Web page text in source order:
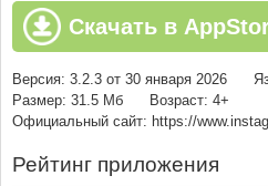
Скачать в
Версия: 3.2.3 от 30 января 2026
Размер: 31.5 Мб
Возраст: 4+
Официальный сайт: https://
Рейтинг приложения